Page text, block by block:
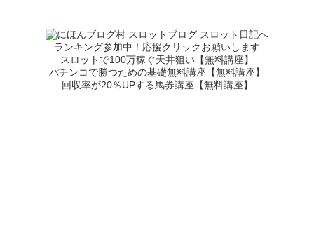
ランキング参加中！応援クリックお願いします
スロットで100万稼ぐ天井狙い【無料講座】
パチンコで勝つための基礎無料講座【無料講座】
回収率が20％UPする馬券講座【無料講座】